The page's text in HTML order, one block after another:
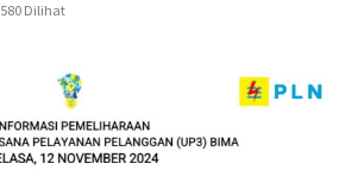
580 Dilihat